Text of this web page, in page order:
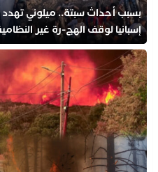
بسبب أحداث سبتة.. ميلوني
إسبانيا لوقف الهج-رة غير